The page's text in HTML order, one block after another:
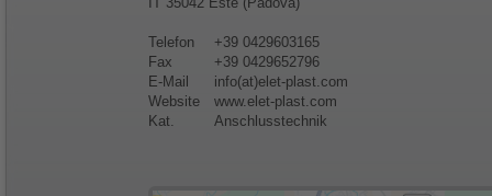
Telefon
+39 0429603165
Fax
+39 0429652796
E-Mail
info(at)elet-plast.com
Website
www.elet-plast.com
Kat.
Anschlusstechnik